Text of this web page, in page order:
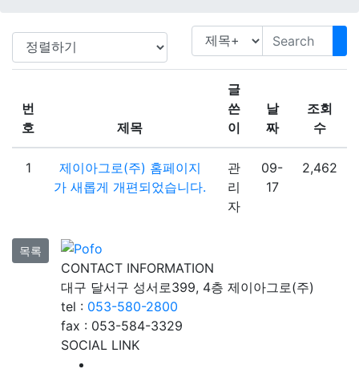
번
호
제목
글
쓴
이
날
짜
조회
수
1
제이아그로(주) 홈페이지
가 새롭게 개편되었습니다.
관
리
자
09-
17
2,462
목록
CONTACT INFORMATION
대구 달서구 성서로399, 4층 제이아그로(주)
tel : 053-580-2800
fax : 053-584-3329
SOCIAL LINK